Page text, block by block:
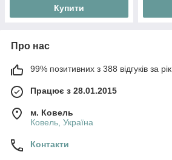
Купити
Про нас
99% позитивних з 388 відгуків за рік
Працює з 28.01.2015
м. Ковель
Ковель, Україна
Контакти